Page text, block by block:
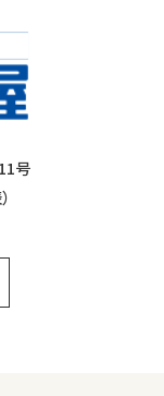
号